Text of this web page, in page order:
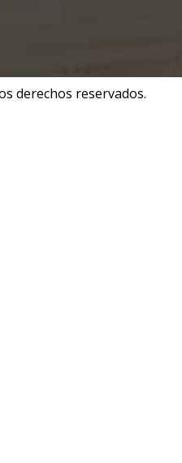
derechos reservados.